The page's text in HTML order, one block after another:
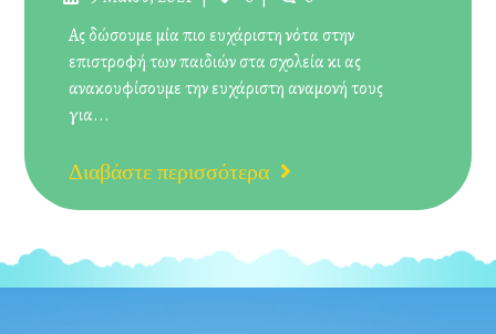
Ας δώσουμε μία πιο ευχάριστη νότα στην
επιστροφή των παιδιών στα σχολεία κι ας
ανακουφίσουμε την ευχάριστη αναμονή τους
για...
Διαβάστε περισσότερα